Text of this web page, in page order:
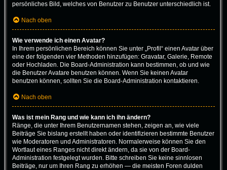
persönliches Bild, welches von Benutzer zu Benutzer unterschiedlich ist.
Nach oben
Wie verwende ich einen Avatar?
In Ihrem persönlichen Bereich können Sie unter „Profil“ einen Avatar über
eine der folgenden vier Methoden hinzufügen: Gravatar, Galerie, Remote
oder Hochladen. Die Board-Administration kann bestimmen, ob und wie
die Benutzer Avatare benutzen können. Wenn Sie keinen Avatar
benutzen können, sollten Sie die Board-Administration kontaktieren.
Nach oben
Was ist mein Rang und wie kann ich ihn ändern?
Ränge, die unter Ihrem Benutzernamen stehen, zeigen an, wie viele
Beiträge Sie bislang erstellt haben oder identifizieren bestimmte Benutzer
wie Moderatoren und Administratoren. Normalerweise können Sie den
Wortlaut eines Ranges nicht direkt ändern, da sie von der Board-
Administration festgelegt wurden. Bitte schreiben Sie keine sinnlosen
Beiträge, nur um Ihren Rang zu erhöhen — die meisten Foren dulden